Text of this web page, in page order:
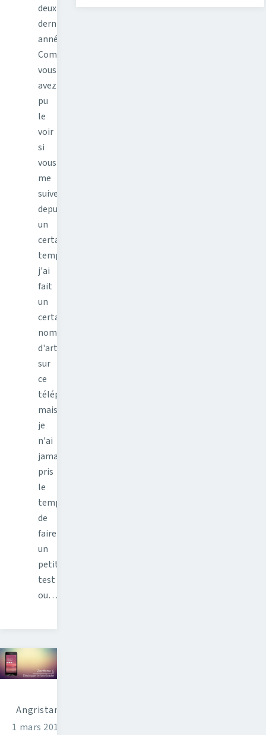
deux
dernières
années.
Comme
vous
avez
pu
le
voir
si
vous
me
suivez
depuis
un
certain
temps,
j'ai
fait
un
certain
nombre
d'articles
sur
ce
téléphone
mais
je
n'ai
jamais
pris
le
temps
de
faire
un
petit
test
ou…
Angristan
1 mars 2016